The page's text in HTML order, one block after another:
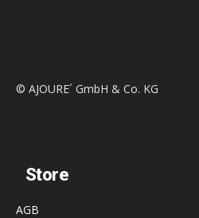
© AJOURE´ GmbH & Co. KG
Store
AGB